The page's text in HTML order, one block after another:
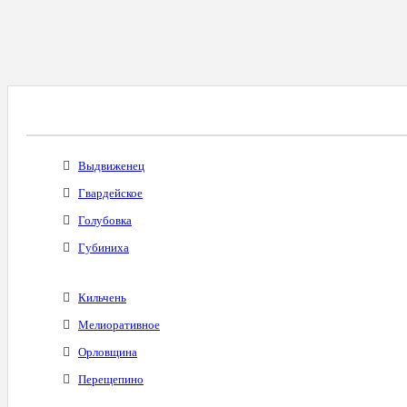
Выдвиженец
Гвардейское
Голубовка
Губиниха
Кильчень
Мелиоративное
Орловщина
Перещепино